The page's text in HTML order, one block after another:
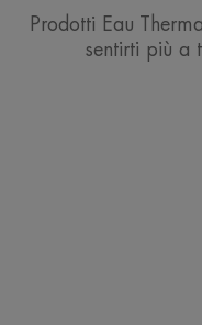
Prodotti Eau
sentirti più a